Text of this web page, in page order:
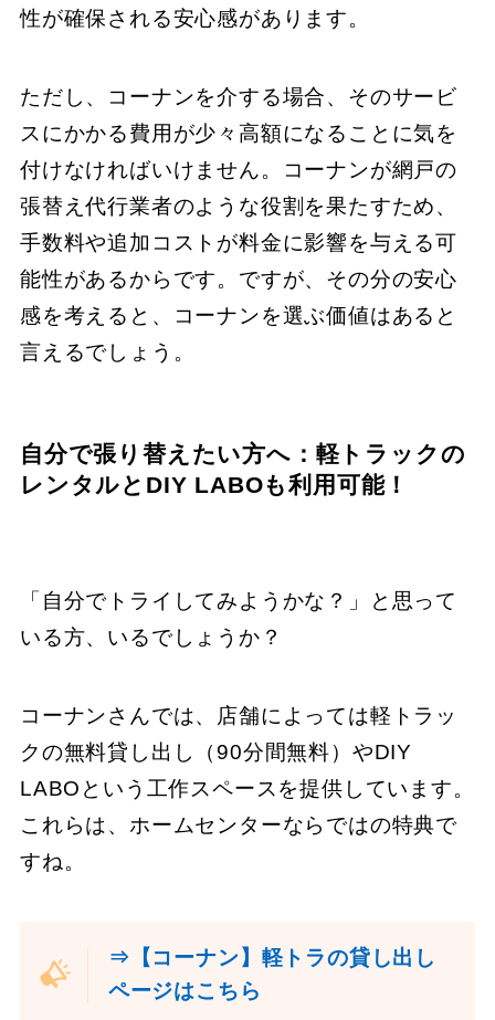
性が確保される安心感があります。
ただし、コーナンを介する場合、そのサービ
スにかかる費用が少々高額になることに気を
付けなければいけません。コーナンが網戸の
張替え代行業者のような役割を果たすため、
手数料や追加コストが料金に影響を与える可
能性があるからです。ですが、その分の安心
感を考えると、コーナンを選ぶ価値はあると
言えるでしょう。
自分で張り替えたい方へ：軽トラックの
レンタルとDIY LABOも利用可能！
「自分でトライしてみようかな？」と思って
いる方、いるでしょうか？
コーナンさんでは、店舗によっては軽トラッ
クの無料貸し出し（90分間無料）やDIY
LABOという工作スペースを提供しています。
これらは、ホームセンターならではの特典で
すね。
⇒【コーナン】軽トラの貸し出し
ページはこちら